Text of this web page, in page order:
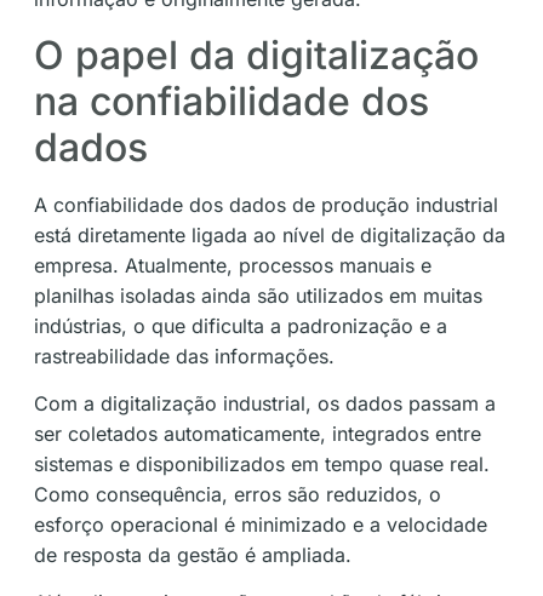
O papel da digitalização
na confiabilidade dos
dados
A confiabilidade dos dados de produção industrial
está diretamente ligada ao nível de digitalização da
empresa. Atualmente, processos manuais e
planilhas isoladas ainda são utilizados em muitas
indústrias, o que dificulta a padronização e a
rastreabilidade das informações.
Com a digitalização industrial, os dados passam a
ser coletados automaticamente, integrados entre
sistemas e disponibilizados em tempo quase real.
Como consequência, erros são reduzidos, o
esforço operacional é minimizado e a velocidade
de resposta da gestão é ampliada.